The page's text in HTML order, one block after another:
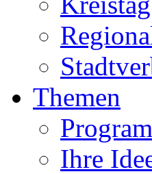
Themen
Ihre